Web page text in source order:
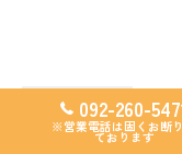
< 前のページ
092-260-
※営業電話は固くお断
ております